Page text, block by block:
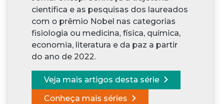
científica e as pesquisas dos laureados
com o prêmio Nobel nas categorias
fisiologia ou medicina, física, química,
economia, literatura e da paz a partir
do ano de 2022.
Veja mais artigos desta série
Conheça mais séries